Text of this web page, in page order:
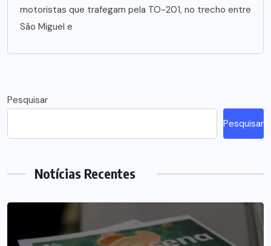
motoristas que trafegam pela TO-201, no trecho entre
São Miguel e
Pesquisar
Pesquisar
Notícias Recentes